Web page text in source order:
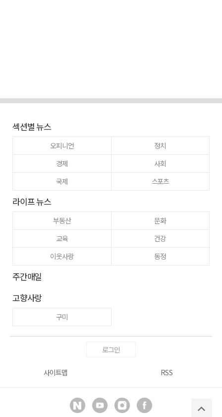
섹션별 뉴스
오피니언
정치
경제
사회
국제
스포츠
라이프 뉴스
부동산
문화
교육
건강
이웃사랑
동정
주간매일
고향사랑
구미
로그인
사이트맵 RSS